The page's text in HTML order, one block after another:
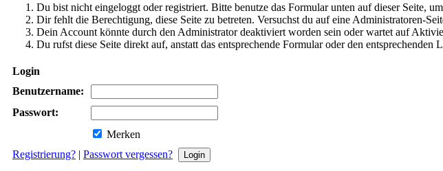
Du bist nicht eingeloggt oder registriert. Bitte benutze das Formular unten auf dieser Seite,
Dir fehlt die Berechtigung, diese Seite zu betreten. Versuchst du auf eine Administratoren-
Dein Account könnte durch den Administrator deaktiviert worden sein oder wartet auf
Du rufst diese Seite direkt auf, anstatt das entsprechende Formular oder den entsprechenden
Login
Benutzername:
Passwort:
Merken
Registrierung? | Passwort vergessen?